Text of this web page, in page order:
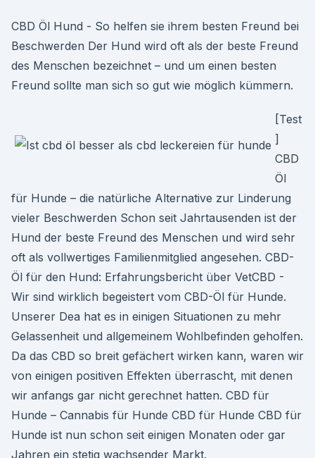
CBD Öl Hund - So helfen sie ihrem besten Freund bei
Beschwerden Der Hund wird oft als der beste Freund
des Menschen bezeichnet – und um einen besten
Freund sollte man sich so gut wie möglich kümmern.
[Test
]
CBD
Öl
für Hunde – die natürliche Alternative zur Linderung
vieler Beschwerden Schon seit Jahrtausenden ist der
Hund der beste Freund des Menschen und wird sehr
oft als vollwertiges Familienmitglied angesehen. CBD-
Öl für den Hund: Erfahrungsbericht über VetCBD -
Wir sind wirklich begeistert vom CBD-Öl für Hunde.
Unserer Dea hat es in einigen Situationen zu mehr
Gelassenheit und allgemeinem Wohlbefinden geholfen.
Da das CBD so breit gefächert wirken kann, waren wir
von einigen positiven Effekten überrascht, mit denen
wir anfangs gar nicht gerechnet hatten. CBD für
Hunde – Cannabis für Hunde CBD für Hunde CBD für
Hunde ist nun schon seit einigen Monaten oder gar
Jahren ein stetig wachsender Markt.